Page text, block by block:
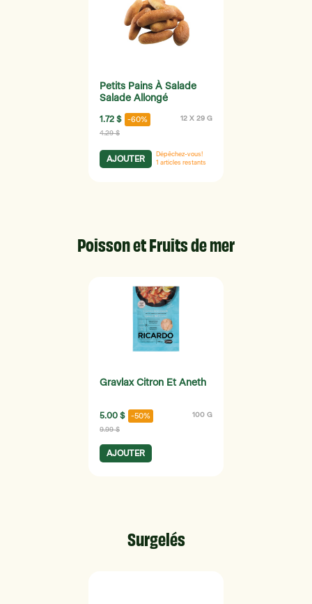
Petits Pains À Salade
Salade Allongé
1.72 $ -60% 12 X 29 G
4.29 $
AJOUTER
Dépêchez-vous!
1 articles restants
Poisson et Fruits de mer
Gravlax Citron Et Aneth
5.00 $ -50% 100 G
9.99 $
AJOUTER
Surgelés